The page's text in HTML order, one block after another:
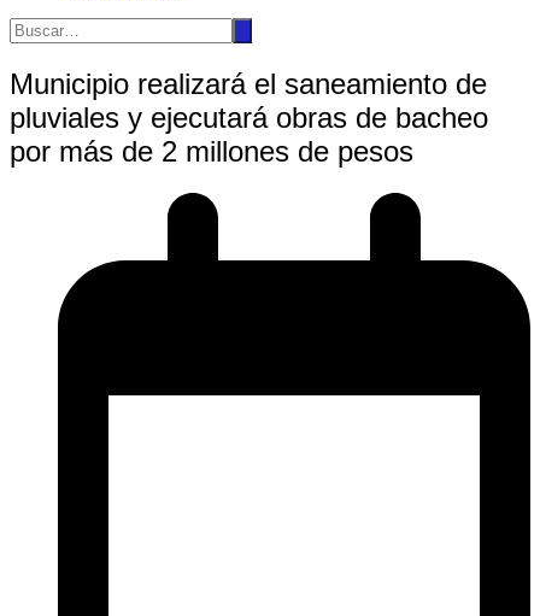
Municipio realizará el saneamiento de
pluviales y ejecutará obras de bacheo
por más de 2 millones de pesos